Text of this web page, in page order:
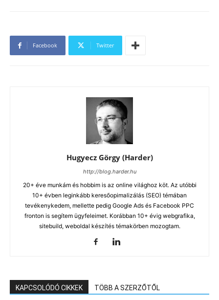
Facebook Twitter
Hugyecz Görgy (Harder)
http://blog.harder.hu
20+ éve munkám és hobbim is az online világhoz köt. Az utóbbi
10+ évben leginkább keresőopimalizálás (SEO) témában
tevékenykedem, mellette pedig Google Ads és Facebook PPC
fronton is segítem ügyfeleimet. Korábban 10+ évig webgrafika,
sitebuild, weboldal készítés témakörben mozogtam.
KAPCSOLÓDÓ CIKKEK TÖBB A SZERZŐTŐL